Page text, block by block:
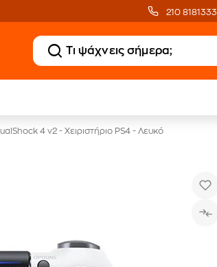
210 8181333
4 v2 - Χειριστήριο PS4 - Λευκό